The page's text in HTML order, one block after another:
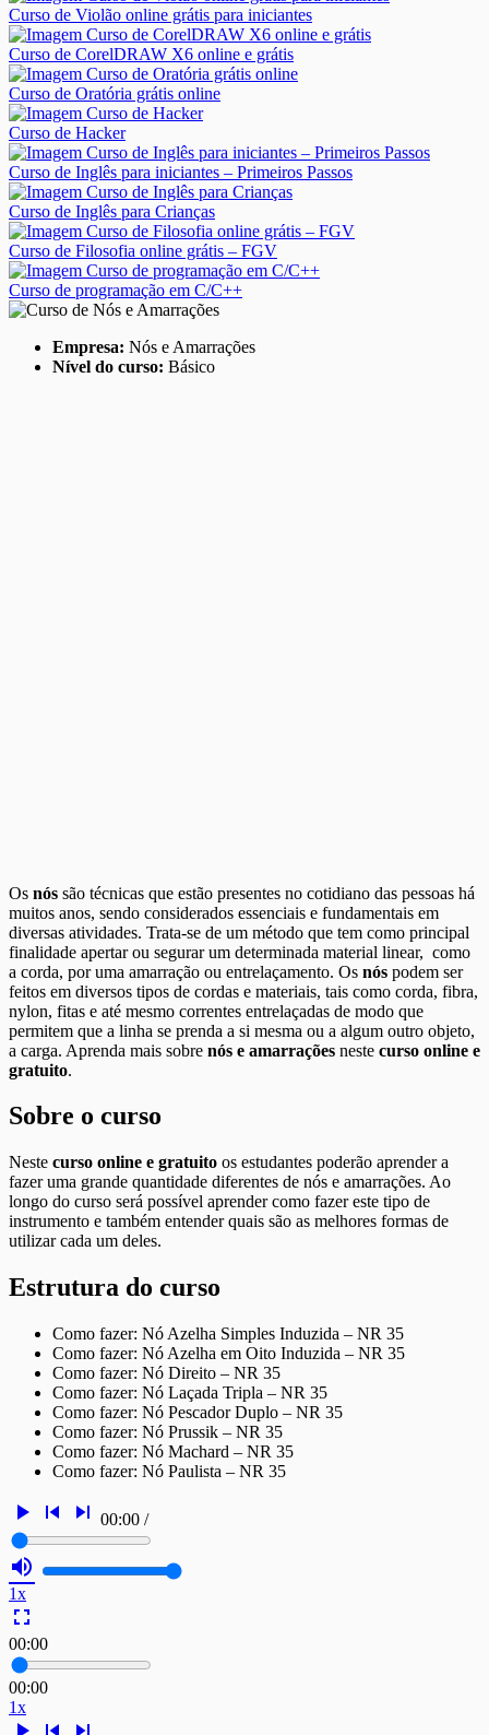
Curso de Violão online grátis para iniciantes
Curso de CorelDRAW X6 online e grátis
Curso de Oratória grátis online
Curso de Hacker
Curso de Inglês para iniciantes – Primeiros Passos
Curso de Inglês para Crianças
Curso de Filosofia online grátis – FGV
Curso de programação em C/C++
Empresa: Nós e Amarrações
Nível do curso: Básico
Os nós são técnicas que estão presentes no cotidiano das pessoas há
muitos anos, sendo considerados essenciais e fundamentais em
diversas atividades. Trata-se de um método que tem como principal
finalidade apertar ou segurar um determinada material linear, como
a corda, por uma amarração ou entrelaçamento. Os nós podem ser
feitos em diversos tipos de cordas e materiais, tais como corda, fibra,
nylon, fitas e até mesmo correntes entrelaçadas de modo que
permitem que a linha se prenda a si mesma ou a algum outro objeto,
a carga. Aprenda mais sobre nós e amarrações neste curso online e
gratuito.
Sobre o curso
Neste curso online e gratuito os estudantes poderão aprender a
fazer uma grande quantidade diferentes de nós e amarrações. Ao
longo do curso será possível aprender como fazer este tipo de
instrumento e também entender quais são as melhores formas de
utilizar cada um deles.
Estrutura do curso
Como fazer: Nó Azelha Simples Induzida – NR 35
Como fazer: Nó Azelha em Oito Induzida – NR 35
Como fazer: Nó Direito – NR 35
Como fazer: Nó Laçada Tripla – NR 35
Como fazer: Nó Pescador Duplo – NR 35
Como fazer: Nó Prussik – NR 35
Como fazer: Nó Machard – NR 35
Como fazer: Nó Paulista – NR 35
play_arrow skip_previous skip_next 00:00 /
volume_up
1x
fullscreen
00:00
00:00
1x